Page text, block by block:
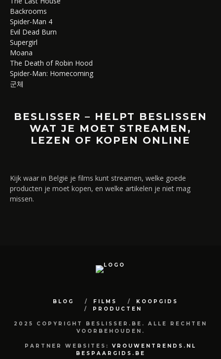
Backrooms
Spider-Man 4
Evil Dead Burn
Supergirl
Moana
The Death of Robin Hood
Spider-Man: Homecoming
군체
BESLISSER – HELPT BESLISSEN
WAT JE MOET STREAMEN,
LEZEN OF KOPEN ONLINE
Kijk waar in België je films kunt streamen, welke goede
producten je moet kopen, en welke artikelen je niet mag
missen.
BLOG FILMS
KOOPGIDS
PRODUCTEN
2025 COPYRIGHT BESLISSER.BE. ALLE RECHTEN
VOORBEHOUDEN.
PARTNER WEBSITES: VROUWENTRENDS.NL
BESPAARGIDS.BE